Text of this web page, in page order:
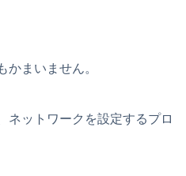
かまいません。
ネットワークを設定するプロ